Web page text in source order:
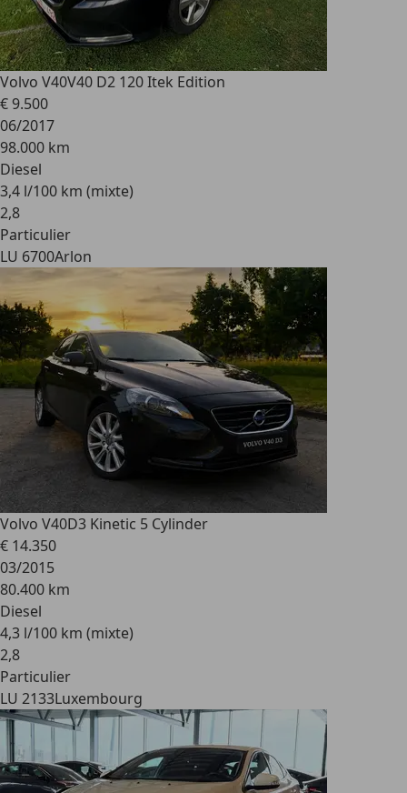
Volvo V40V40 D2 120 Itek Edition
€ 9.500
06/2017
98.000 km
Diesel
3,4 l/100 km (mixte)
2,8
Particulier
LU 6700Arlon
Volvo V40D3 Kinetic 5 Cylinder
€ 14.350
03/2015
80.400 km
Diesel
4,3 l/100 km (mixte)
2,8
Particulier
LU 2133Luxembourg